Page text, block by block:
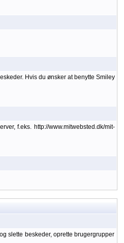
Hvis du ønsker at benytte Smiley
f.eks. http://www.mitwebsted.dk/mit-
slette beskeder, oprette brugergrupper